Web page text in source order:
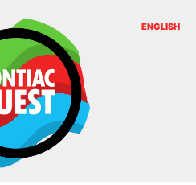
ENGLISH